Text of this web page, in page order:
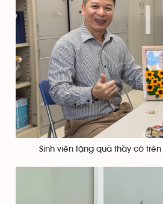
Sinh viên tặng quà thầy cô